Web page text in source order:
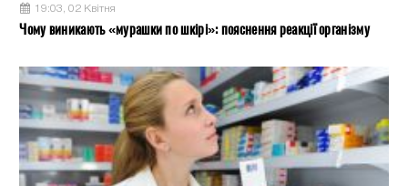
19:03, 02 Квітня
Чому виникають «мурашки по шкірі»: пояснення реакції організму